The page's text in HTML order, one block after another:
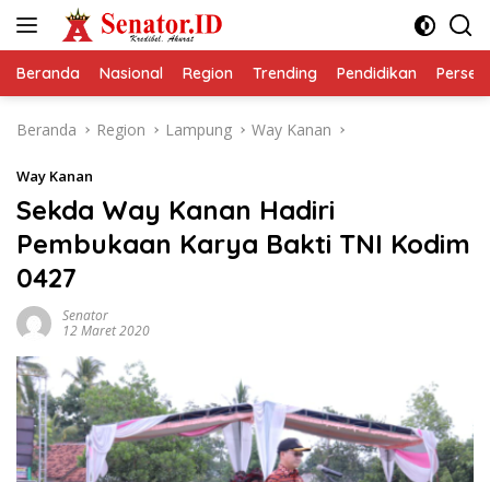
Beranda Nasional Region Trending Pendidikan
Beranda Region Lampung Way Kanan
Way Kanan
Sekda Way Kanan Hadiri
Pembukaan Karya Bakti TNI Kodim
0427
Senator
12 Maret 2020